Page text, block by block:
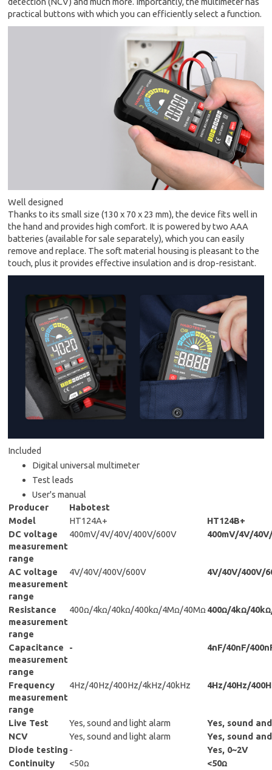
practical buttons with which you can efficiently select a function.
Well designed
Thanks to its small size (130 x 70 x 23 mm), the device fits well in
the hand and provides high comfort. It is powered by two AAA
batteries (available for sale separately), which you can easily
remove and replace. The soft material housing is pleasant to the
touch, plus it provides effective insulation and is drop-resistant.
Included
Digital universal multimeter
Test leads
User's manual
Producer
Habotest
Model
HT124A+
HT124B+
DC voltage
measurement
range
400mV/4V/40V/400V/600V 400mV/4V/
AC voltage
measurement
range
4V/40V/400V/600V 4V/40V/400V/
Resistance
measurement
range
400ꭥ/4kꭥ/40kꭥ/400kꭥ/4Mꭥ/40Mꭥ 400ꭥ/4kꭥ/
Capacitance
measurement
range
- 4nF/40nF/
Frequency
measurement
range
4Hz/40Hz/400Hz/4kHz/40kHz 4Hz/40Hz/
Live Test Yes, sound and light alarm
Yes, sound
NCV
Yes, sound and light alarm
Yes, sound
Diode testing -
Yes, 0~2V
Continuity
<50ꭥ
<50ꭥ